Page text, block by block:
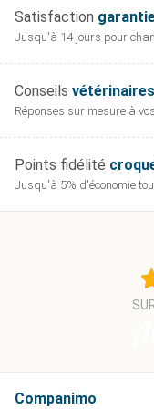
de votre chien
Arrêt de sécurité
Fonctionne avec
Le système
Collier en nylon
2 piles alcaline
Contacteurs
Manuel
Garantie 3 ans par
Téléphone SAV
Satisfaction
Jusqu'à 14 jours pour
Conseils vétérinaires
Réponses sur mesure à
Points fidélité
Jusqu'à 5% d'économie
Companimo